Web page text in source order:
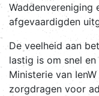
Waddenvereniging
afgevaardigden
De veelheid aan
lastig is om snel
Ministerie van
zorgdragen voor